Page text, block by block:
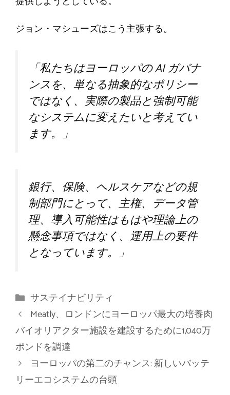
ジョン・マシューズはこう主張する。
「私たちはヨーロッパの AI ガバナ
ンスを、単なる抽象的なポリシー
ではなく、実際の製品と強制可能
なシステムに変えたいと考えてい
ます。」
銀行、保険、ヘルスケアなどの規
制部門にとって、主権、データ管
理、導入可能性はもはや理論上の
懸念事項ではなく、運用上の要件
となっています。」
カ
テ
ゴ
リ
ー
サステイナビリティ
Meatly、ロンドンにヨーロッパ最大の培養肉
バイオリアクター施設を建設するために1,040万
ポンドを調達
ヨーロッパの第二のチャンス: 新しいバッテ
リーエコシステムの台頭